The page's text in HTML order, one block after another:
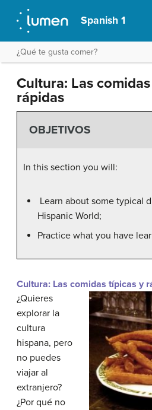
Spanish 1
¿Qué te gusta comer?
Cultura: Las
rápidas
OBJETIVOS
In this section you will:
Learn about some typical
Hispanic World;
Practice what you have
Cultura: Las comidas típicas y
¿Quieres
explorar la
cultura
hispana, pero
no puedes
viajar al
extranjero?
¿Por qué no